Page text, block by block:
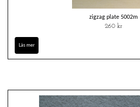
zigzag plate 5002m
260 kr
Läs mer